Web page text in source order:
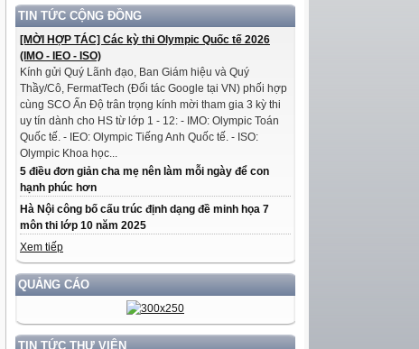
TIN TỨC CỘNG ĐỒNG
[MỜI HỢP TÁC] Các kỳ thi Olympic Quốc tế 2026
(IMO - IEO - ISO)
Kính gửi Quý Lãnh đạo, Ban Giám hiệu và Quý
Thầy/Cô, FermatTech (Đối tác Google tại VN) phối hợp
cùng SCO Ấn Độ trân trọng kính mời tham gia 3 kỳ thi
uy tín dành cho HS từ lớp 1 - 12: - IMO: Olympic Toán
Quốc tế. - IEO: Olympic Tiếng Anh Quốc tế. - ISO:
Olympic Khoa học...
5 điều đơn giản cha mẹ nên làm mỗi ngày để con
hạnh phúc hơn
Hà Nội công bố cấu trúc định dạng đề minh họa 7
môn thi lớp 10 năm 2025
Xem tiếp
QUẢNG CÁO
TIN TỨC THƯ VIỆN